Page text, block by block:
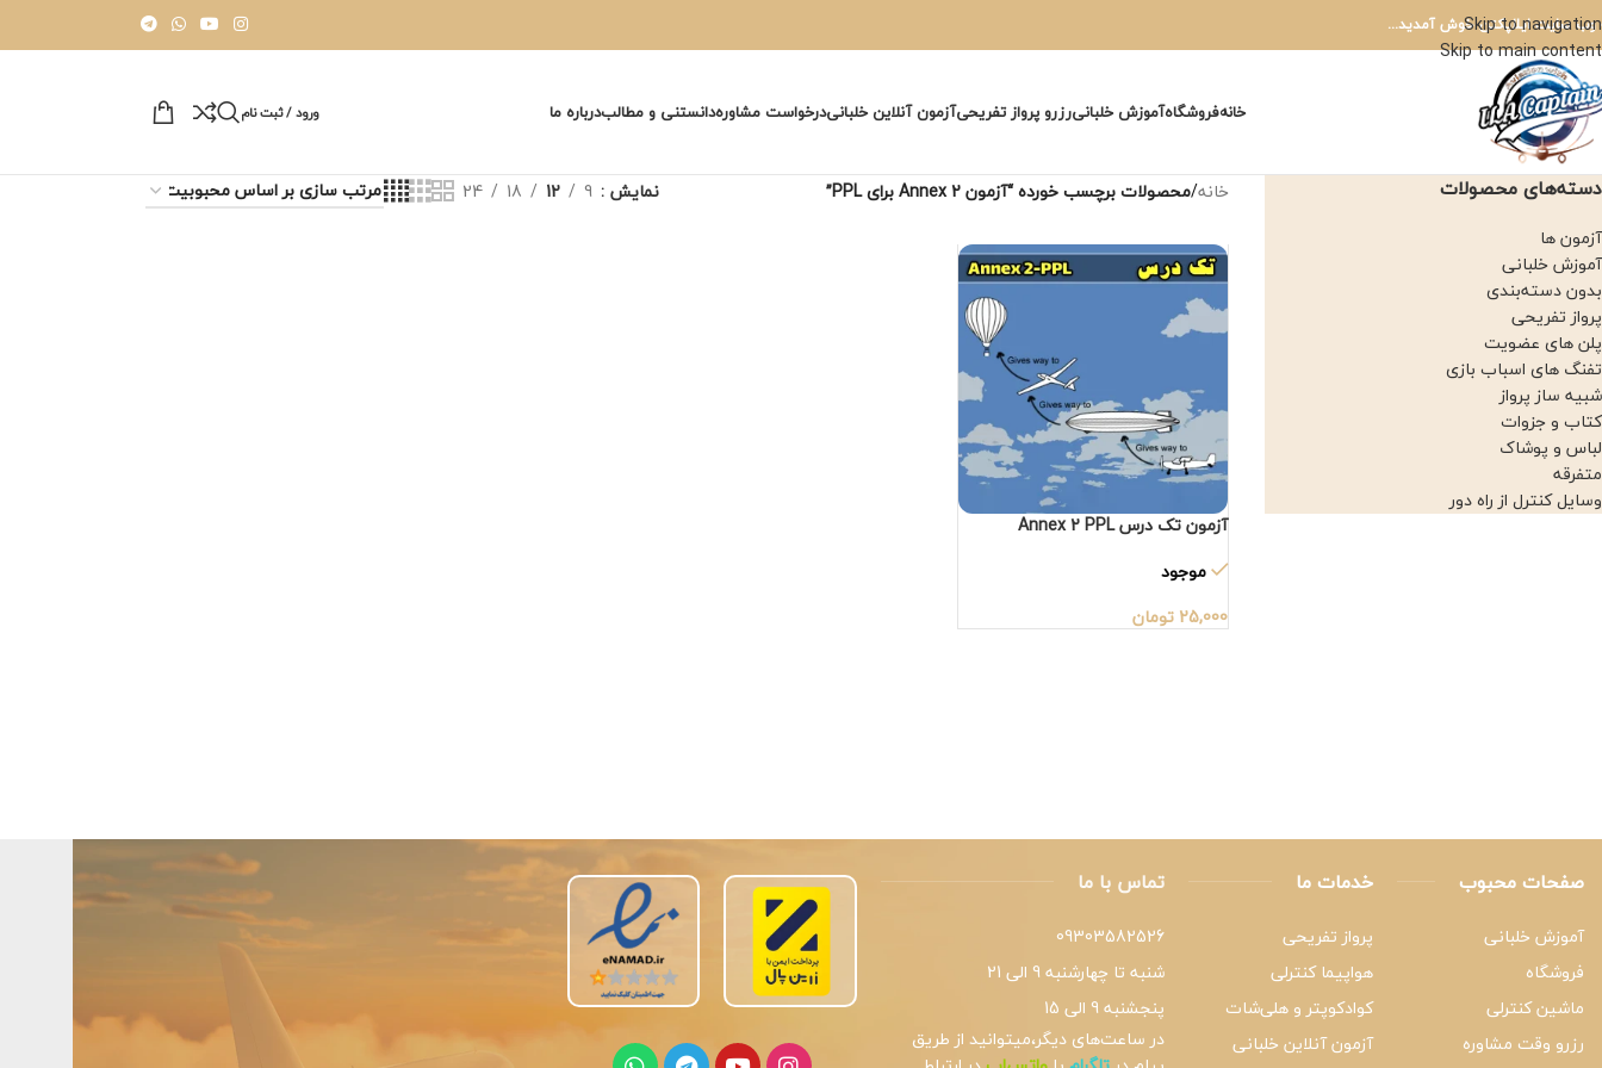
Skip to navigation
Skip to main content
وب سایت ایلاپکتن خوش آمدید...
خانهفروشگاهآموزش خلبانیرزرو پرواز تفریحیآزمون آنلاین خلبانیدرخواست مشاورهدانستنی و مطالبدرباره ما ورود / ثبت نام
دسته‌های محصولات
آزمون ها
آموزش خلبانی
بدون دسته‌بندی
پرواز تفریحی
پلن های عضویت
تفنگ های اسباب بازی
شبیه ساز پرواز
کتاب و جزوات
لباس و پوشاک
متفرقه
وسایل کنترل از راه دور
خانه/محصولات برچسب خورده “آزمون Annex 2 برای PPL” نمایش 9
12
18
24
آزمون تک درس Annex 2 PPL
موجود
25,000 تومان
صفحات محبوب
آموزش خلبانی
فروشگاه
ماشین کنترلی
رزرو وقت مشاوره
خدمات ما
پرواز تفریحی
هواپیما کنترلی
کوادکوپتر و هلی‌شات
آزمون آنلاین خلبانی
تماس با ما
09303582526
شنبه تا چهارشنبه 9 الی 21
پنجشنبه 9 الی 15
در ساعت‌های دیگر،میتوانید از طریق